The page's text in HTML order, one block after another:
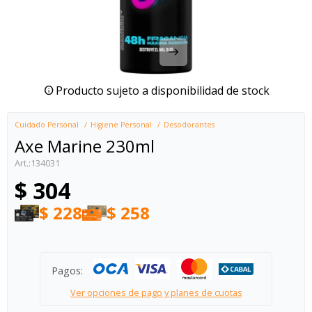
Producto sujeto a disponibilidad de stock
Cuidado Personal Higiene Personal Desodorantes
Axe Marine 230ml
134031
$ 304
$ 228 $ 258
Pagos:
Ver opciones de pago y planes de cuotas